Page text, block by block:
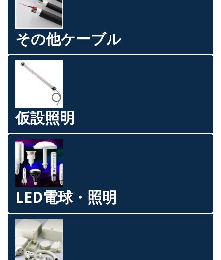
その他ケーブル
仮設照明
LED電球・照明